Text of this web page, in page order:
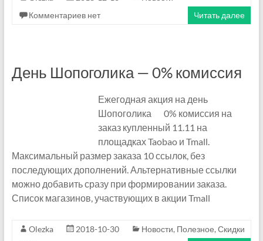
m
a
n
F
B
A
Комментариев нет
Читать далее
День Шопоголика — 0% комиссия
Ежегодная акция на день
Шопоголика 0% комиссия на
заказ купленный 11.11 на
площадках Taobao и Tmall.
Максимальный размер заказа 10 ссылок, без
последующих дополнений. Альтернативные ссылки
можно добавить сразу при формировании заказа.
Список магазинов, участвующих в акции Tmall
Olezka 2018-10-30 Новости, Полезное, Скидки